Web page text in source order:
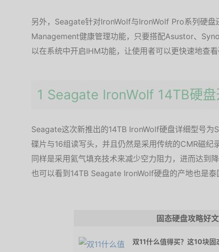
另外，Seagate针对IronWolf与IronWolf Pro系列硬
Management健康管理功能，只要搭配Asustor、
以在系统中开启IHM功能，让使用者可以更快速地查
1 Seagate IronWolf 14TB硬
Seagate这次新推出的14TB IronWolf硬盘详细型号
碟片与16组读写头，并且仍然是采用传统的CMR磁纪
同样是采用氦气填充技术来减少空力阻力，进而达到
也可以看到14TB Seagate IronWolf硬盘的产地也是泰
固态硬盘攻略好
双11什么值得买？这10块固